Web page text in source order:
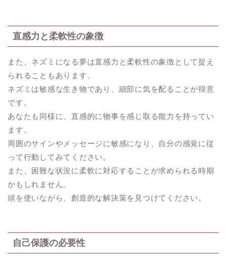
直感力と柔軟性の象徴
また、ネズミになる夢は直感力と柔軟性の象徴として捉え
られることもあります。
ネズミは敏感な生き物であり、細部に気を配ることが得意
です。
あなたも同様に、直感的に物事を感じ取る能力を持ってい
ます。
周囲のサインやメッセージに敏感になり、自分の感覚に従
って行動してみてください。
また、困難な状況に柔軟に対応することが求められる時期
かもしれません。
頭を使いながら、創造的な解決策を見つけてください。
自己保護の必要性